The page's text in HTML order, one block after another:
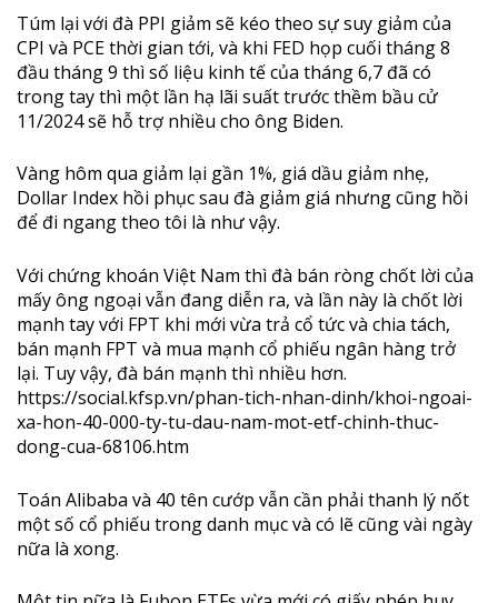
Túm lại với đà PPI giảm sẽ kéo theo sự suy giảm của
CPI và PCE thời gian tới, và khi FED họp cuối tháng 8
đầu tháng 9 thì số liệu kinh tế của tháng 6,7 đã có
trong tay thì một lần hạ lãi suất trước thềm bầu cử
11/2024 sẽ hỗ trợ nhiều cho ông Biden.
Vàng hôm qua giảm lại gần 1%, giá dầu giảm nhẹ,
Dollar Index hồi phục sau đà giảm giá nhưng cũng hồi
để đi ngang theo tôi là như vậy.
Với chứng khoán Việt Nam thì đà bán ròng chốt lời của
mấy ông ngoại vẫn đang diễn ra, và lần này là chốt lời
mạnh tay với FPT khi mới vừa trả cổ tức và chia tách,
bán mạnh FPT và mua mạnh cổ phiếu ngân hàng trở
lại. Tuy vậy, đà bán mạnh thì nhiều hơn.
https://social.kfsp.vn/phan-tich-nhan-dinh/khoi-ngoai-
xa-hon-40-000-ty-tu-dau-nam-mot-etf-chinh-thuc-
dong-cua-68106.htm
Toán Alibaba và 40 tên cướp vẫn cần phải thanh lý nốt
một số cổ phiếu trong danh mục và có lẽ cũng vài ngày
nữa là xong.